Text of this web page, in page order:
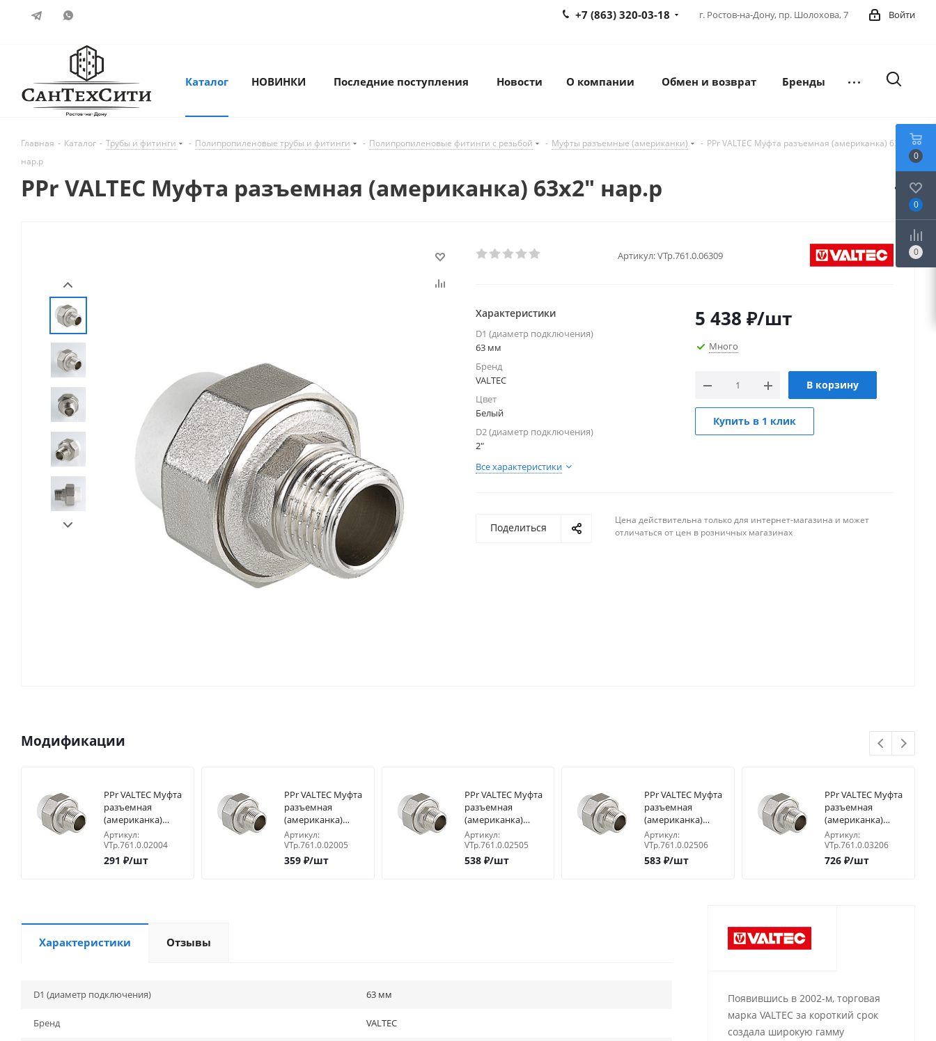
Войти
г. Ростов-на-Дону, пр. Шолохова, 7
+7 (863) 320-03-18
Каталог НОВИНКИ Последние поступления Новости О компании Обмен и возврат Бренды
Главная - Каталог - Трубы и фитинги - Полипропиленовые трубы и фитинги - Полипропиленовые фитинги с резьбой - Муфты разъемные (американки) - PPr VALTEC Муфта разъемная (американка) 63х2"
нар.р
PPr VALTEC Муфта разъемная (американка) 63х2" нар.р
Артикул:VTp.761.0.06309
Характеристики
D1 (диаметр подключения)
63 мм
Бренд
VALTEC
Цвет
Белый
D2 (диаметр подключения)
2"
Все характеристики
5 438 ₽/шт
Много
В корзину
Купить в 1 клик
Поделиться
Цена действительна только для интернет-магазина и может
отличаться от цен в розничных магазинах
Модификации
PPr VALTEC Муфта
разъемная
(американка)
20х1/2" нар.р
Артикул:
VTp.761.0.02004
291 ₽/шт
PPr VALTEC Муфта
разъемная
(американка)
20х3/4" нар.р
Артикул:
VTp.761.0.02005
359₽/шт
PPr VALTEC Муфта
разъемная
(американка)
25х3/4" нар.р
Артикул:
VTp.761.0.02505
538₽/шт
PPr VALTEC Муфта
разъемная
(американка)
25х1" нар.р
Артикул:
VTp.761.0.02506
583 ₽/шт
PPr VALTEC Муфта
разъемная
(американка)
32х1" нар.р
Артикул:
VTp.761.0.03206
726 ₽/шт
Характеристики Отзывы
D1 (диаметр подключения) 63 мм
Бренд VALTEC
Появившись в 2002-м, торговая
марка VALTEC за короткий срок
создала широкую гамму
0
0
0